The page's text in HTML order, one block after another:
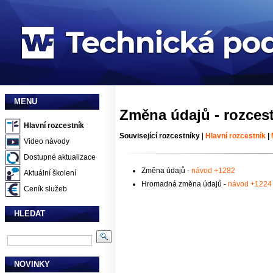
MENU
Hlavní rozcestník
Video návody
Dostupné aktualizace
Aktuální školení
Ceník služeb
HLEDAT
NOVINKY
Změna údajů -
Související rozcestníky Hlavní rozcestník
Změna údajů - návod +1282
Hromadná změna údajů - návod +1224